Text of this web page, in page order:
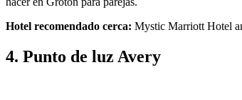
Hotel recomendado cerca: Mystic Marriott Hotel
4. Punto de luz Avery